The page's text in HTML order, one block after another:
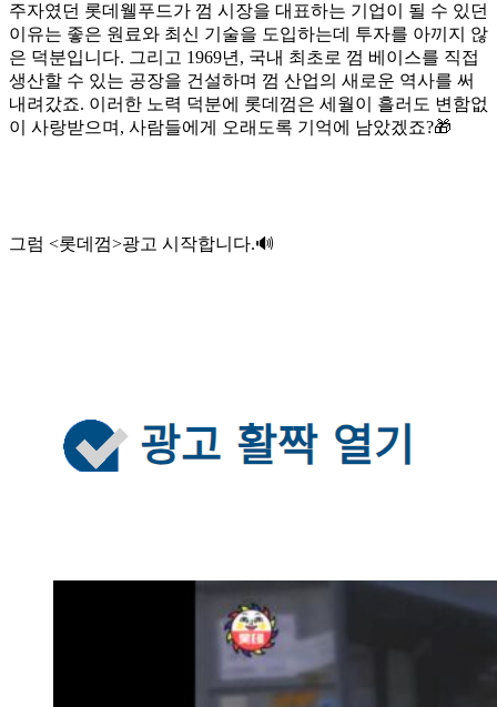
주자였던 롯데웰푸드가 껌 시장을 대표하는 기업이 될 수 있던
이유는 좋은 원료와 최신 기술을 도입하는데 투자를 아끼지 않
은 덕분입니다. 그리고 1969년, 국내 최초로 껌 베이스를 직접
생산할 수 있는 공장을 건설하며 껌 산업의 새로운 역사를 써
내려갔죠. 이러한 노력 덕분에 롯데껌은 세월이 흘러도 변함없
이 사랑받으며, 사람들에게 오래도록 기억에 남았겠죠?🎁
그럼 <롯데껌>광고 시작합니다.🔊